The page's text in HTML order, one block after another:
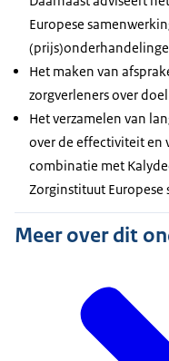
Europese
Het maken van
zorgverleners over
Het verzamelen van
over de effectiviteit en
combinatie met
Zorginstituut Europese
Meer over dit